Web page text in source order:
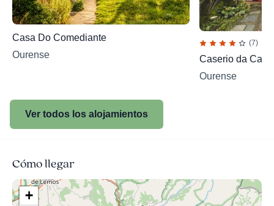
Casa Do Comediante
Ourense
(7)
Caserio da
Ourense
Ver todos los alojamientos
Cómo llegar
+